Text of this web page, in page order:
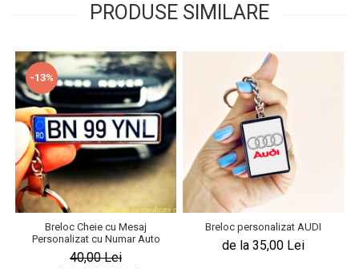
PRODUSE SIMILARE
-13%
Breloc Cheie cu Mesaj
Personalizat cu Numar Auto
40,00 Lei
Breloc personalizat AUDI
de la 35,00 Lei